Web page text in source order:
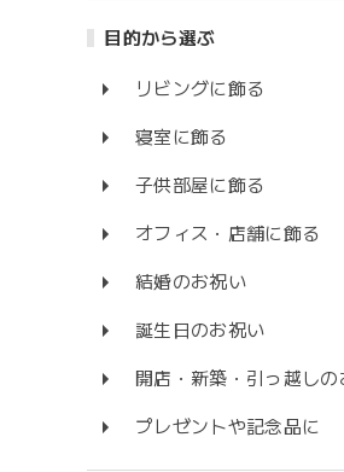
目的から選ぶ
リビングに飾る
寝室に飾る
子供部屋に飾る
オフィス・店舗に飾る
結婚のお祝い
誕生日のお祝い
開店・新築・引っ越しの
プレゼントや記念品に